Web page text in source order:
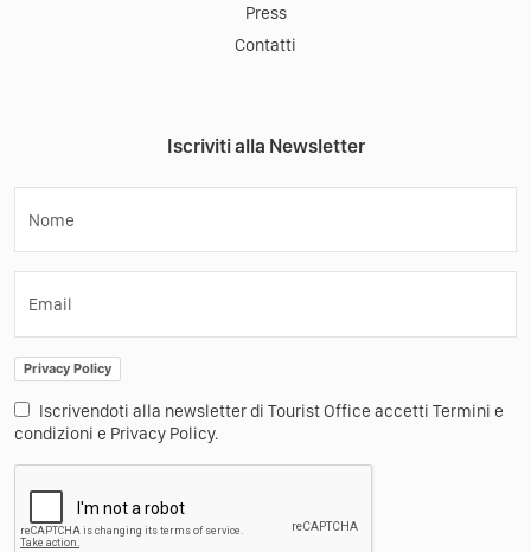
Press
Contatti
Iscriviti alla Newsletter
Nome
Email
Privacy Policy
Iscrivendoti alla newsletter di Tourist Office accetti Termini e
condizioni e Privacy Policy.